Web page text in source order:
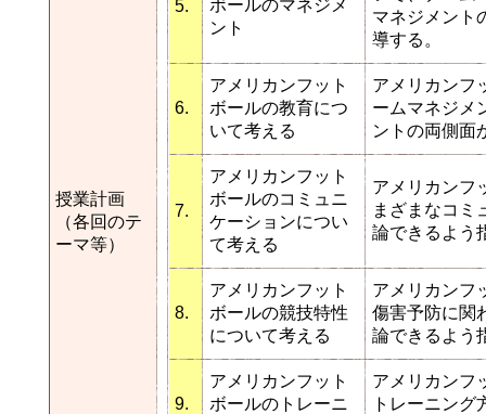
授業計画
（各回のテ
ーマ等）
5.
ボールのマネジメ
ント
マネジメント
導する。
6.
アメリカンフット
ボールの教育につ
いて考える
アメリカンフ
ームマネジメ
ントの両側面
7.
アメリカンフット
ボールのコミュニ
ケーションについ
て考える
アメリカンフ
まざまなコミ
論できるよう
8.
アメリカンフット
ボールの競技特性
について考える
アメリカンフ
傷害予防に関
論できるよう
9.
アメリカンフット
ボールのトレーニ
アメリカンフ
トレーニング